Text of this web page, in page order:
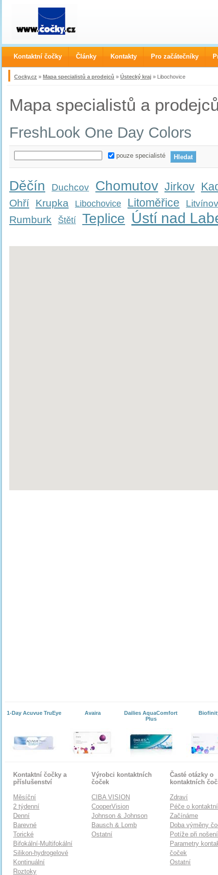
Cocky.cz » Mapa specialistů a prodejců » Ústecký kraj » Libochovice
Mapa specialistů a
FreshLook One Day Colors
pouze specialisté
Děčín Duchcov Chomutov Jirkov
Ohří Krupka Libochovice Litoměřice Litvínov
Rumburk Štětí Teplice Ústí nad
1-Day Acuvue TruEye Avaira
Dailies AquaComfort
Plus
Kontaktní čočky a
příslušenství
Měsíční
2 týdenní
Denní
Barevné
Torické
Bifokální-Multifokální
Silikon-hydrogelové
Kontinuální
Roztoky
Výrobci kontaktních
čoček
CIBA VISION
CooperVision
Johnson & Johnson
Bausch & Lomb
Ostatní
Časté otázky o
kontaktních
Zdraví
Péče o
Začínáme
Doba výměny
Potíže při
Parametry
čoček
Ostatní
Kontaktní čočky Články Kontakty Pro začátečníky